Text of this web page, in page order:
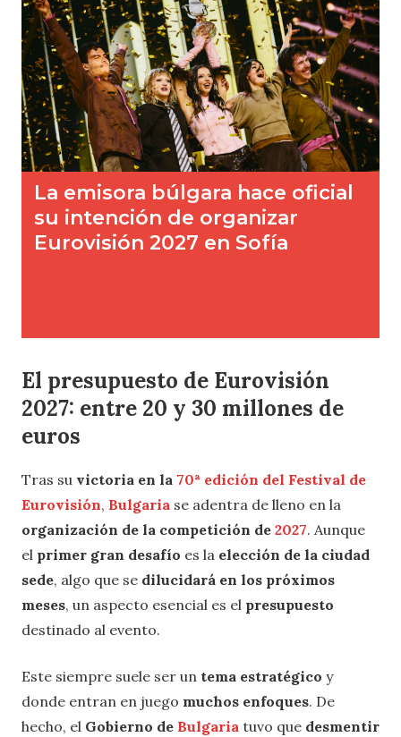
El presupuesto de Eurovisión
2027: entre 20 y 30 millones de
euros
Tras su victoria en la 70ª edición del Festival de
Eurovisión, Bulgaria se adentra de lleno en la
organización de la competición de 2027. Aunque
el primer gran desafío es la elección de la ciudad
sede, algo que se dilucidará en los próximos
meses, un aspecto esencial es el presupuesto
destinado al evento.
Este siempre suele ser un tema estratégico y
donde entran en juego muchos enfoques. De
hecho, el Gobierno de Bulgaria tuvo que desmentir